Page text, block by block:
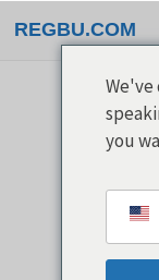
REGBU.COM
you